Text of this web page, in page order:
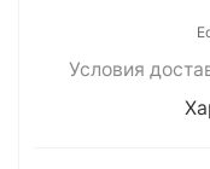
Условия